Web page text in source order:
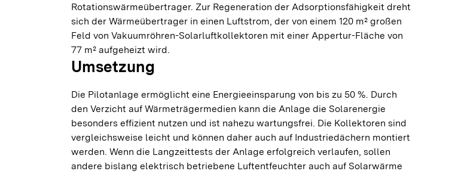
Rotationswärmeübertrager. Zur Regeneration der Adsorptionsfähigkeit dreht
sich der Wärmeübertrager in einen Luftstrom, der von einem 120 m² großen
Feld von Vakuumröhren-Solarluftkollektoren mit einer Appertur-Fläche von
77 m² aufgeheizt wird.
Umsetzung
Die Pilotanlage ermöglicht eine Energieeinsparung von bis zu 50 %. Durch
den Verzicht auf Wärmeträgermedien kann die Anlage die Solarenergie
besonders effizient nutzen und ist nahezu wartungsfrei. Die Kollektoren sind
vergleichsweise leicht und können daher auch auf Industriedächern montiert
werden. Wenn die Langzeittests der Anlage erfolgreich verlaufen, sollen
andere bislang elektrisch betriebene Luftentfeuchter auch auf Solarwärme